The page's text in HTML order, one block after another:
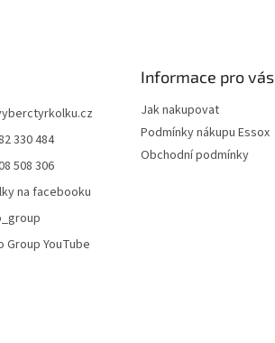
330 484
508 306
na facebooku
Group YouTube
Informace pro vás
Jak nakupovat
Podmínky nákupu Essox
Obchodní podmínky